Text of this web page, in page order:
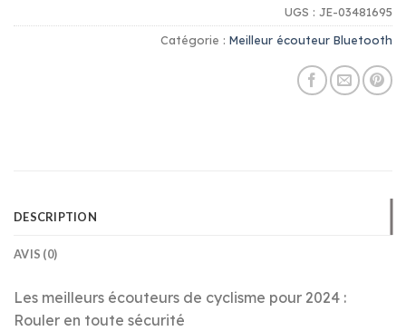
UGS : JE-03481695
Catégorie : Meilleur écouteur Bluetooth
DESCRIPTION
AVIS (0)
Les meilleurs écouteurs de cyclisme pour 2024 :
Rouler en toute sécurité